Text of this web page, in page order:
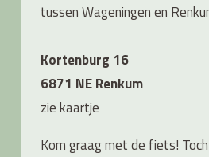
tussen Wageningen en
Kortenburg 16
6871 NE Renkum
ziekaartje
Kom graag met de fiets!